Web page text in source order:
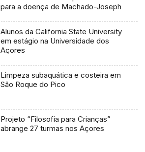
para a doença de Machado-Joseph
Alunos da California State University
em estágio na Universidade dos
Açores
Limpeza subaquática e costeira em
São Roque do Pico
Projeto “Filosofia para Crianças”
abrange 27 turmas nos Açores